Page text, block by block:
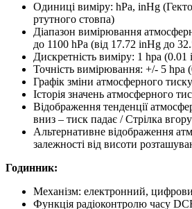
Одиниці виміру: hPa, inHg
ртутного стовпа)
Діапазон вимірювання
до 1100 hPa (від 17.72 inHg до
Дискретність виміру: 1 hpa (0.01
Точність вимірювання: +/- 5 hpa
Графік зміни атмосферного
Історія значень атмосферного
Відображення тенденції
вниз – тиск падає / Стрілка
Альтернативне відображення
залежності від висоти
Годинник:
Механізм: електронний,
Функція радіоконтролю часу